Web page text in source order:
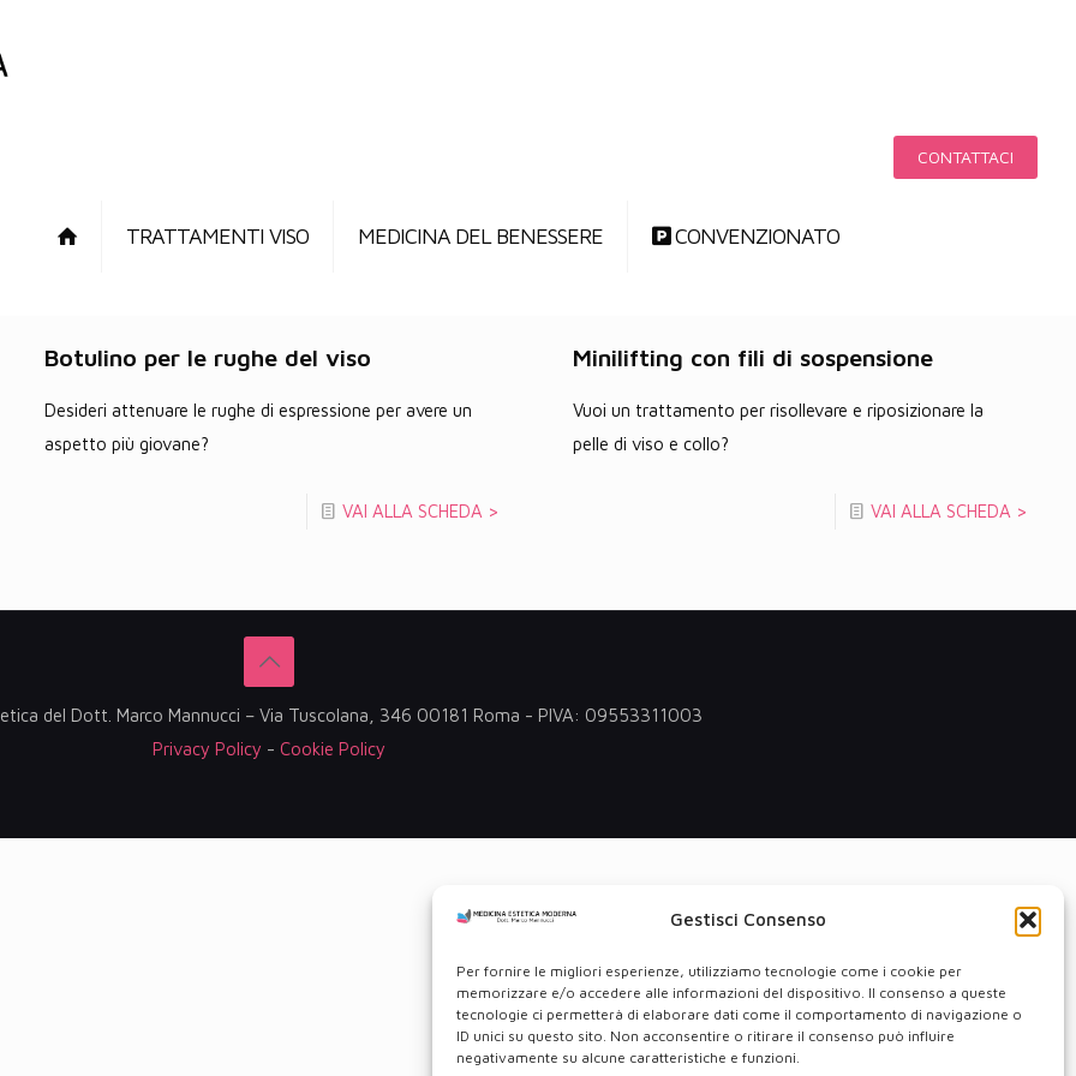
Gestisci Consenso
Per fornire le migliori esperienze, utilizziamo tecnologie come i cookie per
memorizzare e/o accedere alle informazioni del dispositivo. Il consenso a queste
tecnologie ci permetterà di elaborare dati come il comportamento di navigazione o
ID unici su questo sito. Non acconsentire o ritirare il consenso può influire
negativamente su alcune caratteristiche e funzioni.
TRATTAMENTI VISO MEDICINA DEL BENESSERE CONVENZIONATO
CONTATTACI
Botulino per le rughe del viso
Desideri attenuare le rughe di espressione per avere un
aspetto più giovane?
VAI ALLA SCHEDA >
Minilifting con fili di sospensione
Vuoi un trattamento per risollevare e riposizionare la
pelle di viso e collo?
VAI ALLA SCHEDA >
del Dott. Marco Mannucci – Via Tuscolana, 346 00181 Roma - PIVA: 09553311003
Privacy Policy - Cookie Policy